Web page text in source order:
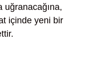
içinde yeni bir